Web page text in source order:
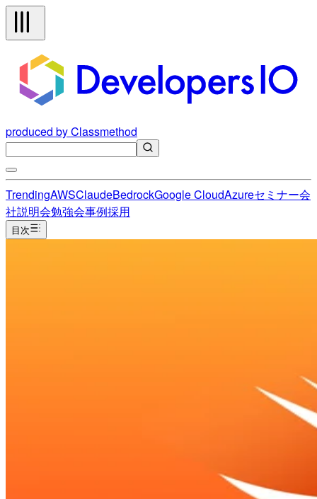
produced by Classmethod
TrendingAWSClaudeBedrockGoogle CloudAzureセミナー会
社説明会勉強会事例採用
目次